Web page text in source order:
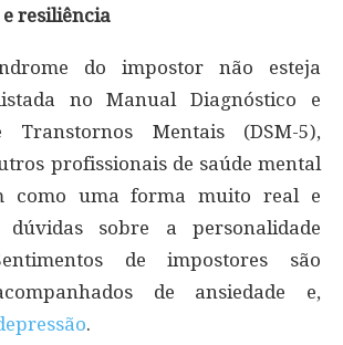
resiliência
do impostor não esteja
no Manual Diagnóstico e
Transtornos Mentais (DSM-5),
profissionais de saúde mental
como uma forma muito real e
dúvidas sobre a personalidade
de impostores são
de ansiedade e,
.